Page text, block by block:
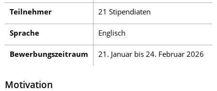
Teilnehmer 21 Stipendiaten
Sprache Englisch
Bewerbungszeitraum 21. Januar bis 24. Februar 2026
Motivation